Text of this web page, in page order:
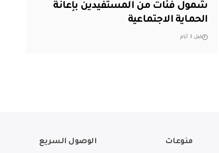
شمول فئات من المستفيدين بإعانة
الحماية الاجتماعية
قبل 3 أيام
منوعات الوصول السريع